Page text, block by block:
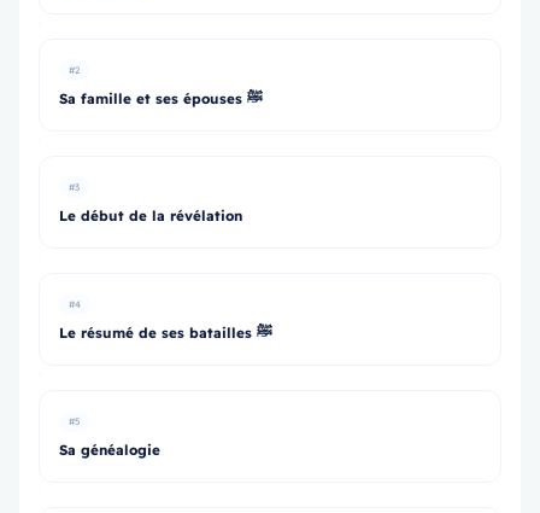
#2
Sa famille et ses épouses ﷺ
#3
Le début de la révélation
#4
Le résumé de ses batailles ﷺ
#5
Sa généalogie